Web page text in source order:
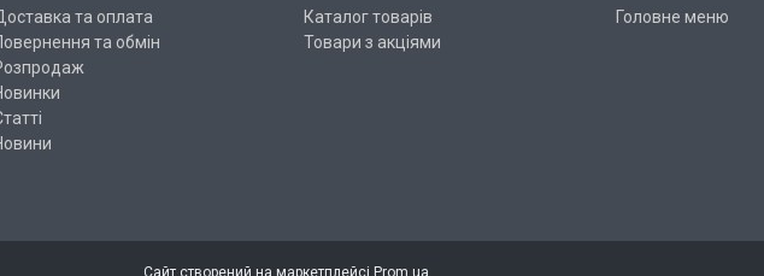
та оплата
та обмін
Каталог товарів
Товари з акціями
Головне меню